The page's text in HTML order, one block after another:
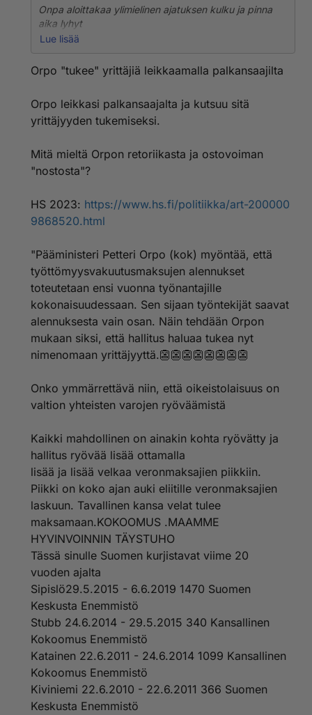
Onpa aloittakaa ylimielinen ajatuksen kulku ja pinna
aika lyhyt
Kun olet noin kiivas ja itsetietoinen anna vaan
valita kunnolliset vihannekset
Lue lisää
Orpo "tukee" yrittäjiä leikkaamalla palkansaajilta
Orpo leikkasi palkansaajalta ja kutsuu sitä
yrittäjyyden tukemiseksi.
Mitä mieltä Orpon retoriikasta ja ostovoiman
"nostosta"?
HS 2023: https://www.hs.fi/politiikka/art-200000
9868520.html
"Pääministeri Petteri Orpo (kok) myöntää, että
työttömyysvakuutusmaksujen alennukset
toteutetaan ensi vuonna työnantajille
kokonaisuudessaan. Sen sijaan työntekijät saavat
alennuksesta vain osan. Näin tehdään Orpon
mukaan siksi, että hallitus haluaa tukea nyt
nimenomaan yrittäjyyttä.👺👺👺👺👺👺👺👺
Onko ymmärrettävä niin, että oikeistolaisuus on
valtion yhteisten varojen ryöväämistä
Kaikki mahdollinen on ainakin kohta ryövätty ja
hallitus ryövää lisää ottamalla
lisää ja lisää velkaa veronmaksajien piikkiin.
Piikki on koko ajan auki eliitille veronmaksajien
laskuun. Tavallinen kansa velat tulee
maksamaan.KOKOOMUS .MAAMME
HYVINVOINNIN TÄYSTUHO
Tässä sinulle Suomen kurjistavat viime 20
vuoden ajalta
Sipislö29.5.2015 - 6.6.2019 1470 Suomen
Keskusta Enemmistö
Stubb 24.6.2014 - 29.5.2015 340 Kansallinen
Kokoomus Enemmistö
Katainen 22.6.2011 - 24.6.2014 1099 Kansallinen
Kokoomus Enemmistö
Kiviniemi 22.6.2010 - 22.6.2011 366 Suomen
Keskusta Enemmistö